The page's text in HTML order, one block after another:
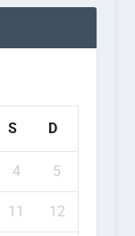
S D
4 5
11 12